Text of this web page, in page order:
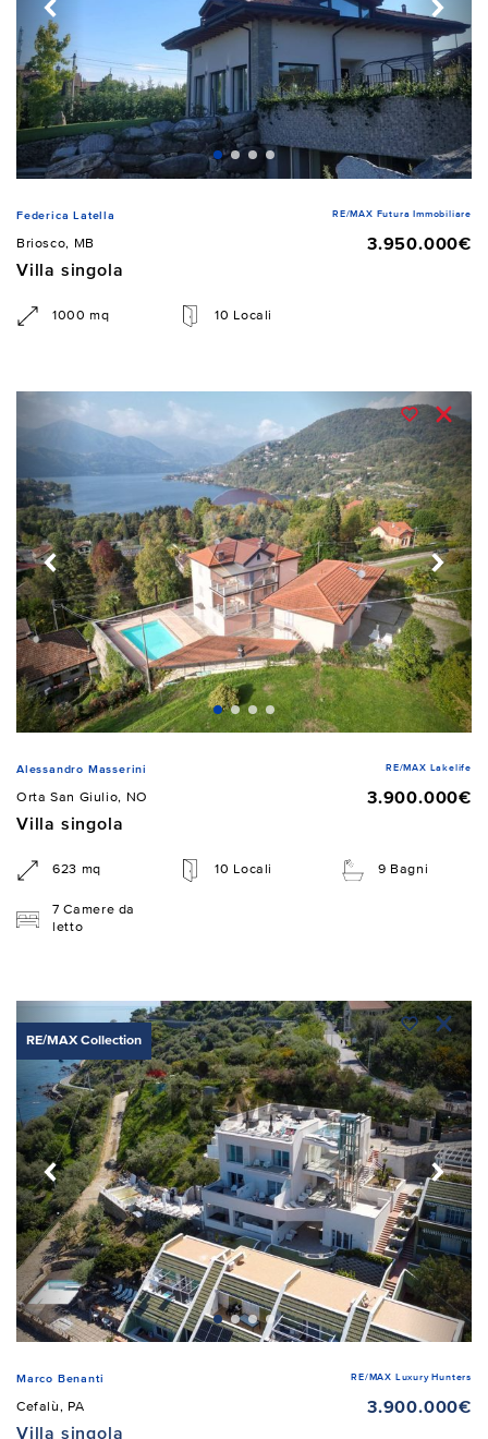
Federica Latella RE/MAX Futura Immobiliare
Briosco, MB
3.950.000€
Villa singola
1000 mq 10 Locali
Alessandro Masserini RE/MAX Lakelife
Orta San Giulio, NO
3.900.000€
Villa singola
623 mq 10 Locali 9 Bagni
7 Camere da
letto
RE/MAX Collection
Marco Benanti RE/MAX Luxury Hunters
Cefalù, PA
3.900.000€
Villa singola